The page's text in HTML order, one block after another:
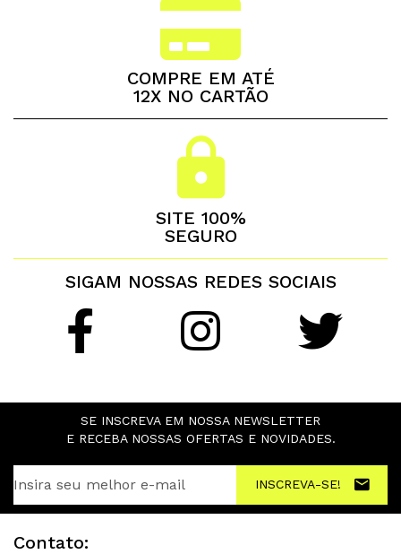
COMPRE EM ATÉ
12X NO CARTÃO
SITE 100%
SEGURO
SIGAM NOSSAS REDES SOCIAIS
SE INSCREVA EM NOSSA NEWSLETTER
E RECEBA NOSSAS OFERTAS E NOVIDADES.
INSCREVA-SE!
Contato: